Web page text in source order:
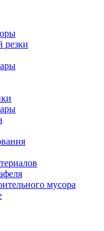
резки
мусора